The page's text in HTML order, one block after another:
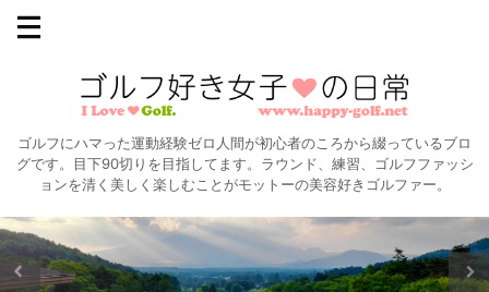
ゴルフにハマった運動経験ゼロ人間が初心者のころから綴っているブロ
グです。目下90切りを目指してます。ラウンド、練習、ゴルフファッシ
ョンを清く美しく楽しむことがモットーの美容好きゴルファー。